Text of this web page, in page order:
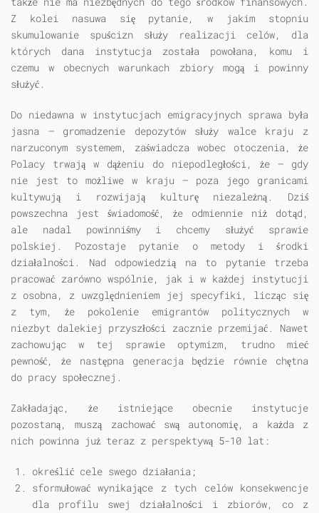
Z kolei nasuwa się pytanie, w jakim stopniu
skumulowanie spuścizn służy realizacji celów, dla
których dana instytucja została powołana, komu i
czemu w obecnych warunkach zbiory mogą i powinny
służyć.
Do niedawna w instytucjach emigracyjnych sprawa była
jasna — gromadzenie depozytów służy walce kraju z
narzuconym systemem, zaświadcza wobec otoczenia, że
Polacy trwają w dążeniu do niepodległości, że — gdy
nie jest to możliwe w kraju — poza jego granicami
kultywują i rozwijają kulturę niezależną. Dziś
powszechna jest świadomość, że odmiennie niż dotąd,
ale nadal powinniśmy i chcemy służyć sprawie
polskiej. Pozostaje pytanie o metody i środki
działalności. Nad odpowiedzią na to pytanie trzeba
pracować zarówno wspólnie, jak i w każdej instytucji
z osobna, z uwzględnieniem jej specyfiki, licząc się
z tym, że pokolenie emigrantów politycznych w
niezbyt dalekiej przyszłości zacznie przemijać. Nawet
zachowując w tej sprawie optymizm, trudno mieć
pewność, że następna generacja będzie równie chętna
do pracy społecznej.
Zakładając, że istniejące obecnie instytucje
pozostaną, muszą zachować swą autonomię, a każda z
nich powinna już teraz z perspektywą 5-10 lat:
określić cele swego działania;
sformułować wynikające z tych celów konsekwencje
dla profilu swej działalności i zbiorów, co z